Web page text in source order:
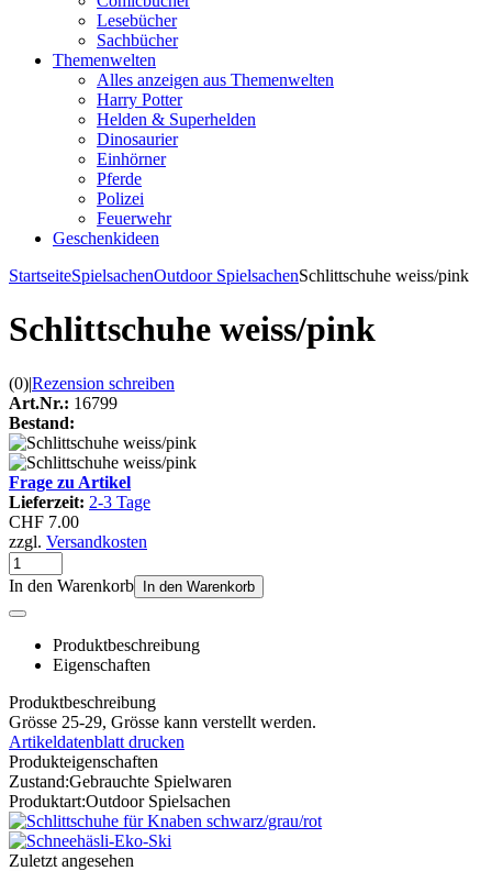
Lesebücher
Sachbücher
Themenwelten
Alles anzeigen aus Themenwelten
Harry Potter
Helden & Superhelden
Dinosaurier
Einhörner
Pferde
Polizei
Feuerwehr
Geschenkideen
StartseiteSpielsachenOutdoor SpielsachenSchlittschuhe weiss/pink
Schlittschuhe weiss/pink
(0)|Rezension schreiben
Art.Nr.: 16799
Bestand:
Frage zu Artikel
Lieferzeit: 2-3 Tage
CHF 7.00
zzgl. Versandkosten
In den Warenkorb In den Warenkorb
Produktbeschreibung
Eigenschaften
Produktbeschreibung
Grösse 25-29, Grösse kann verstellt werden.
Artikeldatenblatt drucken
Produkteigenschaften
Zustand:Gebrauchte Spielwaren
Produktart:Outdoor Spielsachen
Zuletzt angesehen